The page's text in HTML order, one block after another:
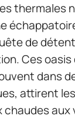
thermales
de
Ces
dans
attirent
chaudes aux